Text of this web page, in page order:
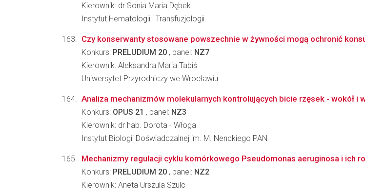
Kierownik: dr Sonia Maria Dębek
Instytut Hematologii i Transfuzjologii
Czy konserwanty stosowane powszechnie w żywności mogą ochronić
Konkurs: PRELUDIUM 20 , panel: NZ7
Kierownik: Aleksandra Maria Tabiś
Uniwersytet Przyrodniczy we Wrocławiu
Analiza mechanizmów molekularnych kontrolujących bicie rzęsek - wokół i
Konkurs: OPUS 21 , panel: NZ3
Kierownik: dr hab. Dorota - Włoga
Instytut Biologii Doświadczalnej im. M. Nenckiego PAN
Mechanizmy regulacji cyklu komórkowego Pseudomonas aeruginosa i ich
Konkurs: PRELUDIUM 20 , panel: NZ2
Kierownik: Aneta Urszula Szulc